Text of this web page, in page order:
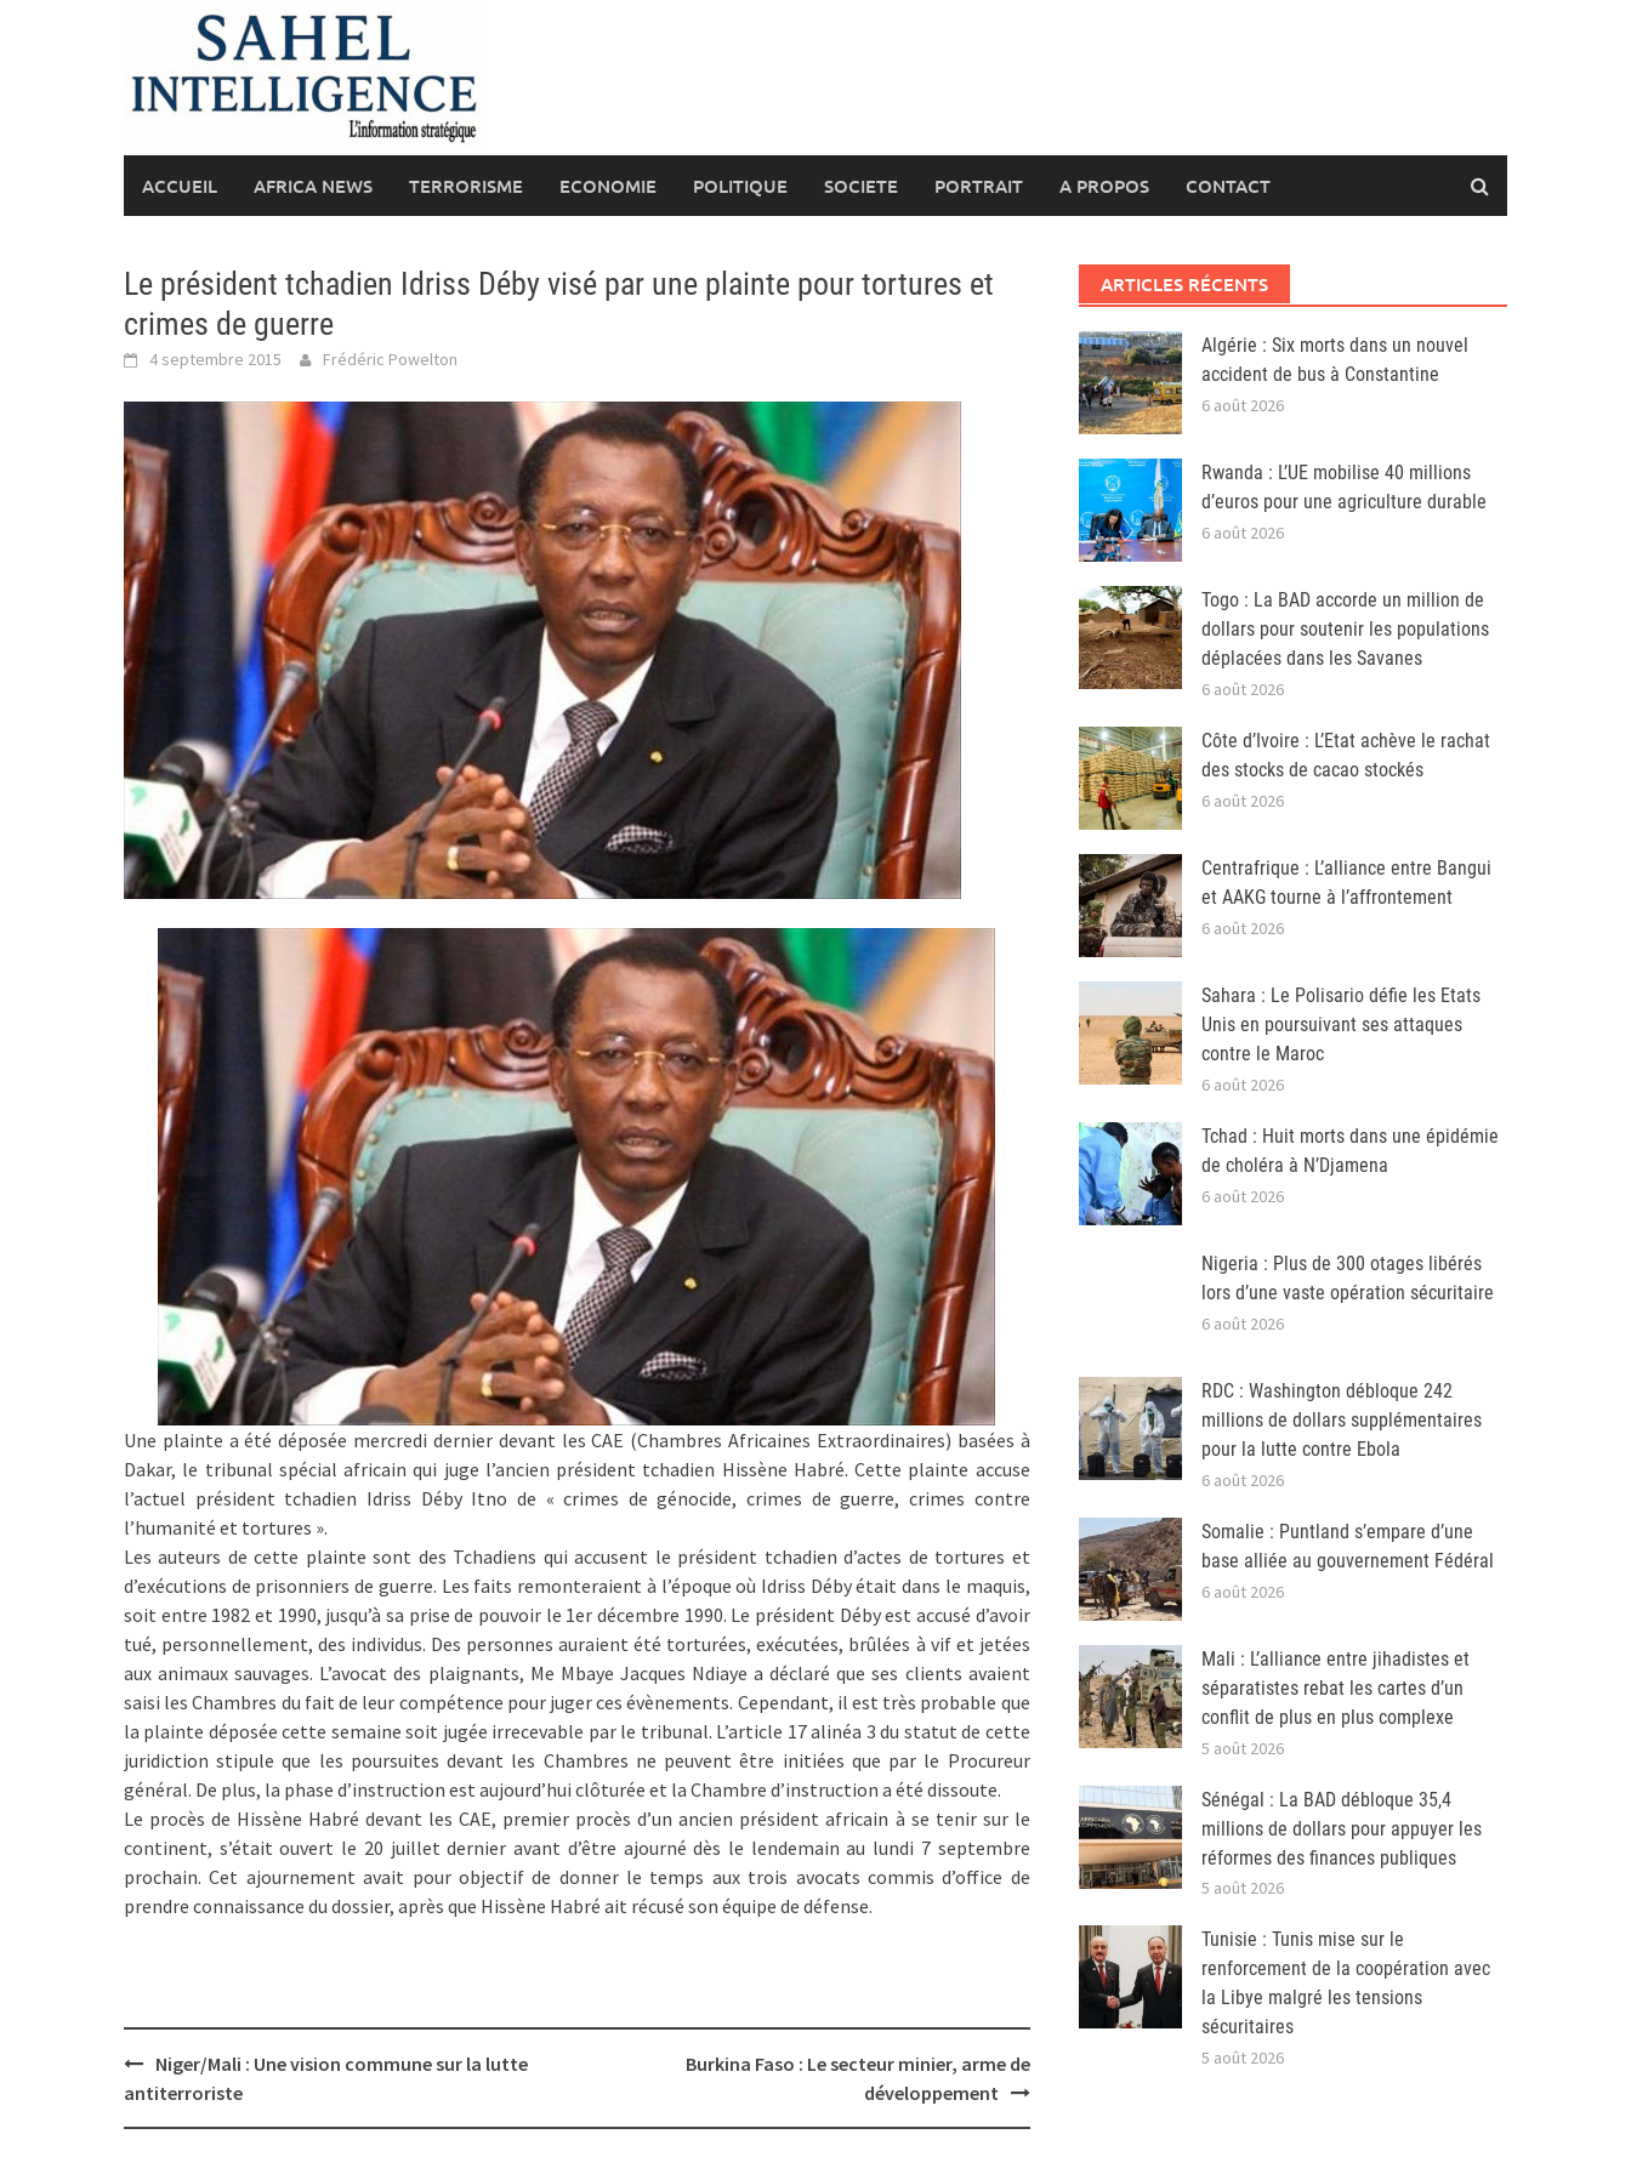
ACCUEIL AFRICA NEWS TERRORISME ECONOMIE POLITIQUE SOCIETE PORTRAIT A PROPOS CONTACT
Le président tchadien Idriss Déby visé par une plainte pour tortures et
crimes de guerre
4 septembre 2015 Frédéric Powelton
Une plainte a été déposée mercredi dernier devant les CAE (Chambres Africaines Extraordinaires) basées à
Dakar, le tribunal spécial africain qui juge l’ancien président tchadien Hissène Habré. Cette plainte accuse
l’actuel président tchadien Idriss Déby Itno de « crimes de génocide, crimes de guerre, crimes contre
l’humanité et tortures ».
Les auteurs de cette plainte sont des Tchadiens qui accusent le président tchadien d’actes de tortures et
d’exécutions de prisonniers de guerre. Les faits remonteraient à l’époque où Idriss Déby était dans le maquis,
soit entre 1982 et 1990, jusqu’à sa prise de pouvoir le 1er décembre 1990. Le président Déby est accusé d’avoir
tué, personnellement, des individus. Des personnes auraient été torturées, exécutées, brûlées à vif et jetées
aux animaux sauvages. L’avocat des plaignants, Me Mbaye Jacques Ndiaye a déclaré que ses clients avaient
saisi les Chambres du fait de leur compétence pour juger ces évènements. Cependant, il est très probable que
la plainte déposée cette semaine soit jugée irrecevable par le tribunal. L’article 17 alinéa 3 du statut de cette
juridiction stipule que les poursuites devant les Chambres ne peuvent être initiées que par le Procureur
général. De plus, la phase d’instruction est aujourd’hui clôturée et la Chambre d’instruction a été dissoute.
Le procès de Hissène Habré devant les CAE, premier procès d’un ancien président africain à se tenir sur le
continent, s’était ouvert le 20 juillet dernier avant d’être ajourné dès le lendemain au lundi 7 septembre
prochain. Cet ajournement avait pour objectif de donner le temps aux trois avocats commis d’office de
prendre connaissance du dossier, après que Hissène Habré ait récusé son équipe de défense.
Post
navigation
Niger/Mali : Une vision commune sur la lutte
antiterroriste
Burkina Faso : Le secteur minier, arme de
développement
ARTICLES RÉCENTS
Algérie : Six morts dans un nouvel
accident de bus à Constantine
6 août 2026
Rwanda : L’UE mobilise 40 millions
d’euros pour une agriculture durable
6 août 2026
Togo : La BAD accorde un million de
dollars pour soutenir les populations
déplacées dans les Savanes
6 août 2026
Côte d’Ivoire : L’Etat achève le rachat
des stocks de cacao stockés
6 août 2026
Centrafrique : L’alliance entre Bangui
et AAKG tourne à l’affrontement
6 août 2026
Sahara : Le Polisario défie les Etats
Unis en poursuivant ses attaques
contre le Maroc
6 août 2026
Tchad : Huit morts dans une épidémie
de choléra à N’Djamena
6 août 2026
Nigeria : Plus de 300 otages libérés
lors d’une vaste opération sécuritaire
6 août 2026
RDC : Washington débloque 242
millions de dollars supplémentaires
pour la lutte contre Ebola
6 août 2026
Somalie : Puntland s’empare d’une
base alliée au gouvernement Fédéral
6 août 2026
Mali : L’alliance entre jihadistes et
séparatistes rebat les cartes d’un
conflit de plus en plus complexe
5 août 2026
Sénégal : La BAD débloque 35,4
millions de dollars pour appuyer les
réformes des finances publiques
5 août 2026
Tunisie : Tunis mise sur le
renforcement de la coopération avec
la Libye malgré les tensions
sécuritaires
5 août 2026